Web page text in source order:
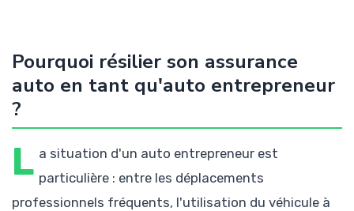
Pourquoi résilier son assurance
auto en tant qu'auto entrepreneur
?
L a situation d'un auto entrepreneur est
particulière : entre les déplacements
professionnels fréquents, l'utilisation du véhicule à